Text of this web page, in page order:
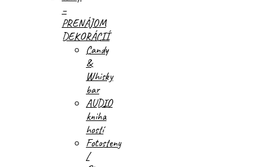
–
PRENÁJOM
DEKORÁCIÍ
Candy
&
Whisky
bar
AUDIO
kniha
hostí
Fotosteny
/